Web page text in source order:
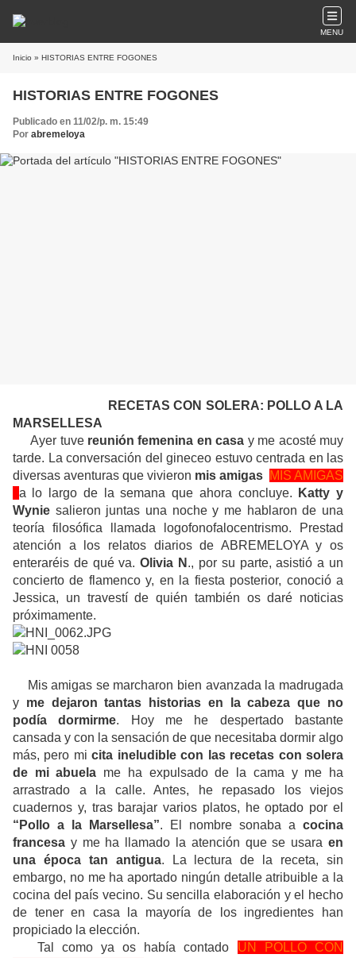
MENU
Inicio » HISTORIAS ENTRE FOGONES
HISTORIAS ENTRE FOGONES
Publicado en 11/02/p. m. 15:49
Por abremeloya
RECETAS CON SOLERA: POLLO A LA
MARSELLESA
Ayer tuve reunión femenina en casa y me acosté muy
tarde. La conversación del gineceo estuvo centrada en las
diversas aventuras que vivieron mis amigas MIS AMIGAS
a lo largo de la semana que ahora concluye.
Katty y
Wynie salieron juntas una noche y me hablaron de una
teoría filosófica llamada logofonofalocentrismo. Prestad
atención a los relatos diarios de ABREMELOYA y os
enteraréis de qué va. Olivia N ., por su parte, asistió a un
concierto de flamenco y, en la fiesta posterior, conoció a
Jessica, un travestí de quién también os daré noticias
próximamente.
Mis amigas se marcharon bien avanzada la madrugada
y me dejaron tantas historias en la cabeza que no
podía dormirme. Hoy me he despertado bastante
cansada y con la sensación de que necesitaba dormir algo
más, pero micita ineludible con las recetas con solera
de mi abuela me ha expulsado de la cama y me ha
arrastrado a la calle. Antes, he repasado los viejos
cuadernos y, tras barajar varios platos, he optado por el
“Pollo a la Marsellesa”. El nombre sonaba a cocina
francesa y me ha llamado la atención que se usara en
una época tan antigua. La lectura de la receta, sin
embargo, no me ha aportado ningún detalle atribuible a la
cocina del país vecino. Su sencilla elaboración y el hecho
de tener en casa la mayoría de los ingredientes han
propiciado la elección.
Tal como ya os había contado UN POLLO CON